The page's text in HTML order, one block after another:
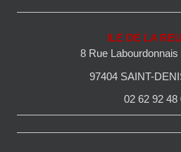
ILE DE LA
8 Rue
97404 SAINT-
02 62 92 48